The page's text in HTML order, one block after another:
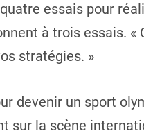
quatre essais pour
à trois essais.
stratégies. »
devenir un sport
sur la scène